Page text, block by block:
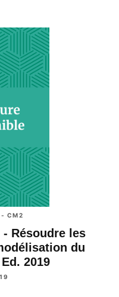
- CM2
Résoudre les
du
2019